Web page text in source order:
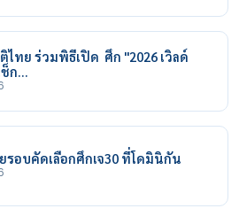
ไทย ร่วมพิธีเปิด ศึก "2026 เวิลด์
ช็ก…
รอบคัดเลือกศึกเจ30 ที่โดมินิกัน